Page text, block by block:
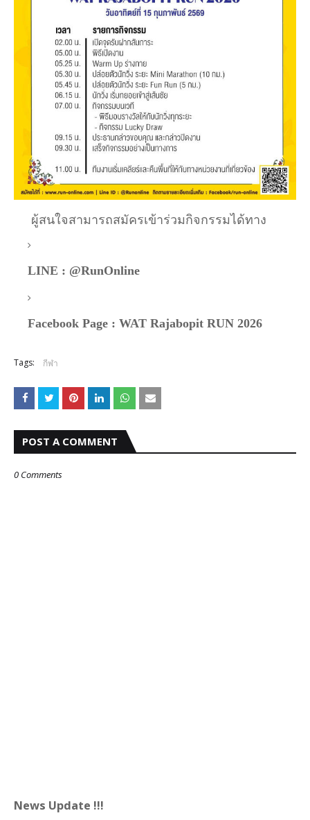
ผู้สนใจสามารถสมัครเข้าร่วมกิจกรรมได้ทาง
LINE : @RunOnline
Facebook Page : WAT Rajabopit RUN 2026
Tags: กีฬา
POST A COMMENT
0 Comments
News Update !!!